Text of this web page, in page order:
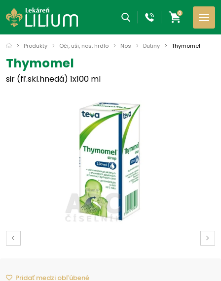
0
Produkty Oči, uši, nos, hrdlo Nos Dutiny Thymomel
Thymomel
sir (fľ.skl.hnedá) 1x100 ml
Pridať medzi obľúbené